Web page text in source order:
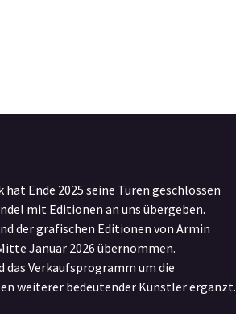
hat Ende 2025 seine Türen geschlossen
mit Editionen an uns übergeben.
der grafischen Editionen von Armin
Januar 2026 übernommen.
das Verkaufsprogramm um die
weiterer bedeutender Künstler ergänzt.